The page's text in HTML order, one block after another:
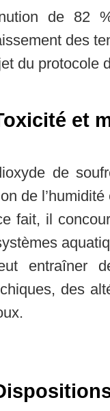
de 82
des
du protocole
et
de
de
fait, il
entraîner
des